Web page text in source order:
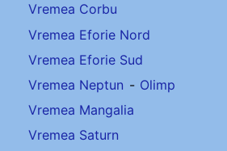
Vremea Corbu
Vremea Eforie Nord
Vremea Eforie Sud
Vremea Neptun - Olimp
Vremea Mangalia
Vremea Saturn